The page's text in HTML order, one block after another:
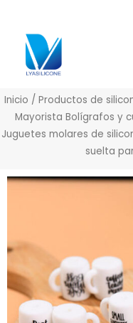
contenido
Inicio / Productos de
Mayorista Bolígrafos y
Juguetes molares de
suelta